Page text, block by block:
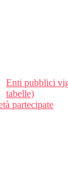
Enti pubblici
tabelle)
partecipate